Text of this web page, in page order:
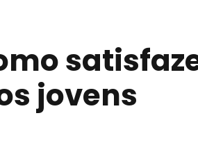
jovens